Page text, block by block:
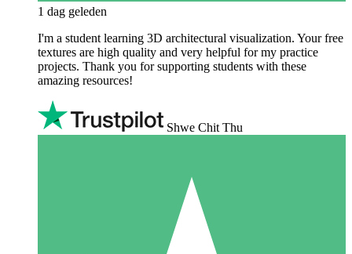
1 dag geleden
I'm a student learning 3D architectural visualization. Your free
textures are high quality and very helpful for my practice
projects. Thank you for supporting students with these
amazing resources!
Shwe Chit Thu